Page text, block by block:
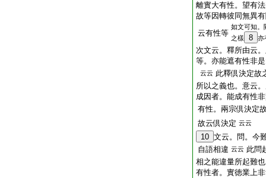
離實大有性。望有
故等因轉彼同無異
云有性等
如文可知。
之樣
8 亦
次文云。釋所由云
等。亦能遮有性非
云云 此釋倶決定故
所以之義也。意云
成因者。能成有性
有性。兩宗倶決定
故云倶決定 云云
10 文云。問。今
自語相違 云云 此問
相之能違量所起難
有性者。實徳業上